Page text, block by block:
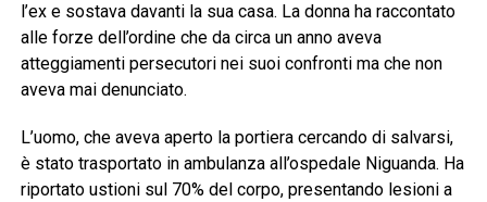
l’ex e sostava davanti la sua casa. La donna ha raccontato
alle forze dell’ordine che da circa un anno aveva
atteggiamenti persecutori nei suoi confronti ma che non
aveva mai denunciato.
L’uomo, che aveva aperto la portiera cercando di salvarsi,
è stato trasportato in ambulanza all’ospedale Niguanda. Ha
riportato ustioni sul 70% del corpo, presentando lesioni a